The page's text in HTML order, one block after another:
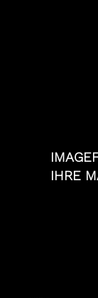
IHRE